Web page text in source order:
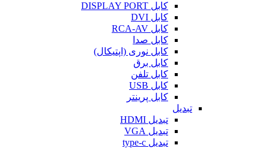
کابل DISPLAY PORT
کابل DVI
کابل RCA-AV
کابل صدا
کابل نوری (اپتیکال)
کابل برق
کابل تلفن
کابل USB
کابل پرینتر
تبدیل
تبدیل HDMI
تبدیل VGA
تبدیل type-c